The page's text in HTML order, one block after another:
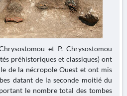
et P. Chrysostomou
préhistoriques et classiques) ont
de la nécropole Ouest et ont mis
datant de la seconde moitié du
le nombre total des tombes